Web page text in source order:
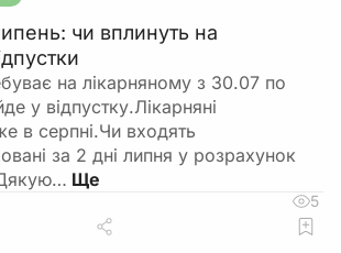
чи вплинуть на
на лікарняному з 30.07 по
у відпустку.Лікарняні
в серпні.Чи входять
за 2 дні липня у розрахунок
5